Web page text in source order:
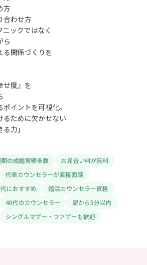
方
合わせ方
ックではなく
ら
る関係づくりを
せ度』を
イントを可視化。
るために欠かせない
力」
の成婚実績多数
お見合い料が無料
代表カウンセラーが直接面談
におすすめ
婚活カウンセラー資格
40代のカウンセラー
駅から5分以内
シングルマザー・ファザーも歓迎